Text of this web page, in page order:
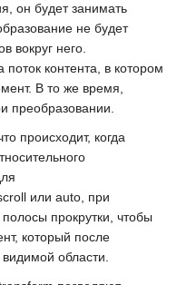
он будет занимать
не будет
вокруг него.
поток контента, в котором
В то же время,
преобразовании.
происходит, когда
или auto , при
прокрутки, чтобы
который после
области.